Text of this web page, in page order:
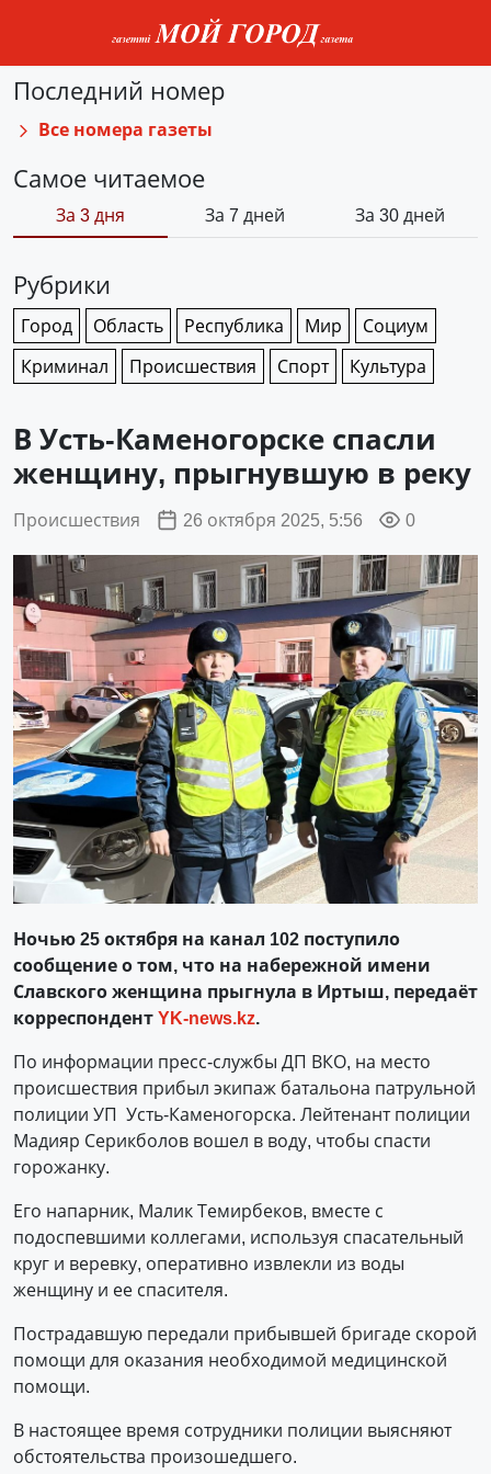
В Усть-Каменогорске спасли
женщину, прыгнувшую в реку
Происшествия 26 октября 2025, 5:56 0
Ночью 25 октября на канал 102 поступило
сообщение о том, что на набережной имени
Славского женщина прыгнула в Иртыш, передаёт
корреспондентYK-news.kz.
По информации пресс-службы ДП ВКО, на место
происшествия прибыл экипаж батальона патрульной
полиции УП Усть-Каменогорска. Лейтенант полиции
Мадияр Серикболов вошел в воду, чтобы спасти
горожанку.
Его напарник, Малик Темирбеков, вместе с
подоспевшими коллегами, используя спасательный
круг и веревку, оперативно извлекли из воды
женщину и ее спасителя.
Пострадавшую передали прибывшей бригаде скорой
помощи для оказания необходимой медицинской
помощи.
В настоящее время сотрудники полиции выясняют
обстоятельства произошедшего.
Последний номер
Все номера газеты
Самое читаемое
За 3 дня За 7 дней За 30 дней
Рубрики
Город Область Республика Мир
Социум
Криминал
Происшествия Спорт Культура